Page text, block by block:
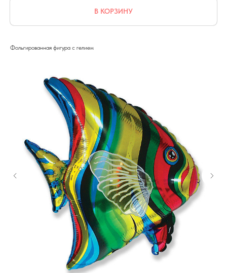
В КОРЗИНУ
Фольгированная фигура с гелием